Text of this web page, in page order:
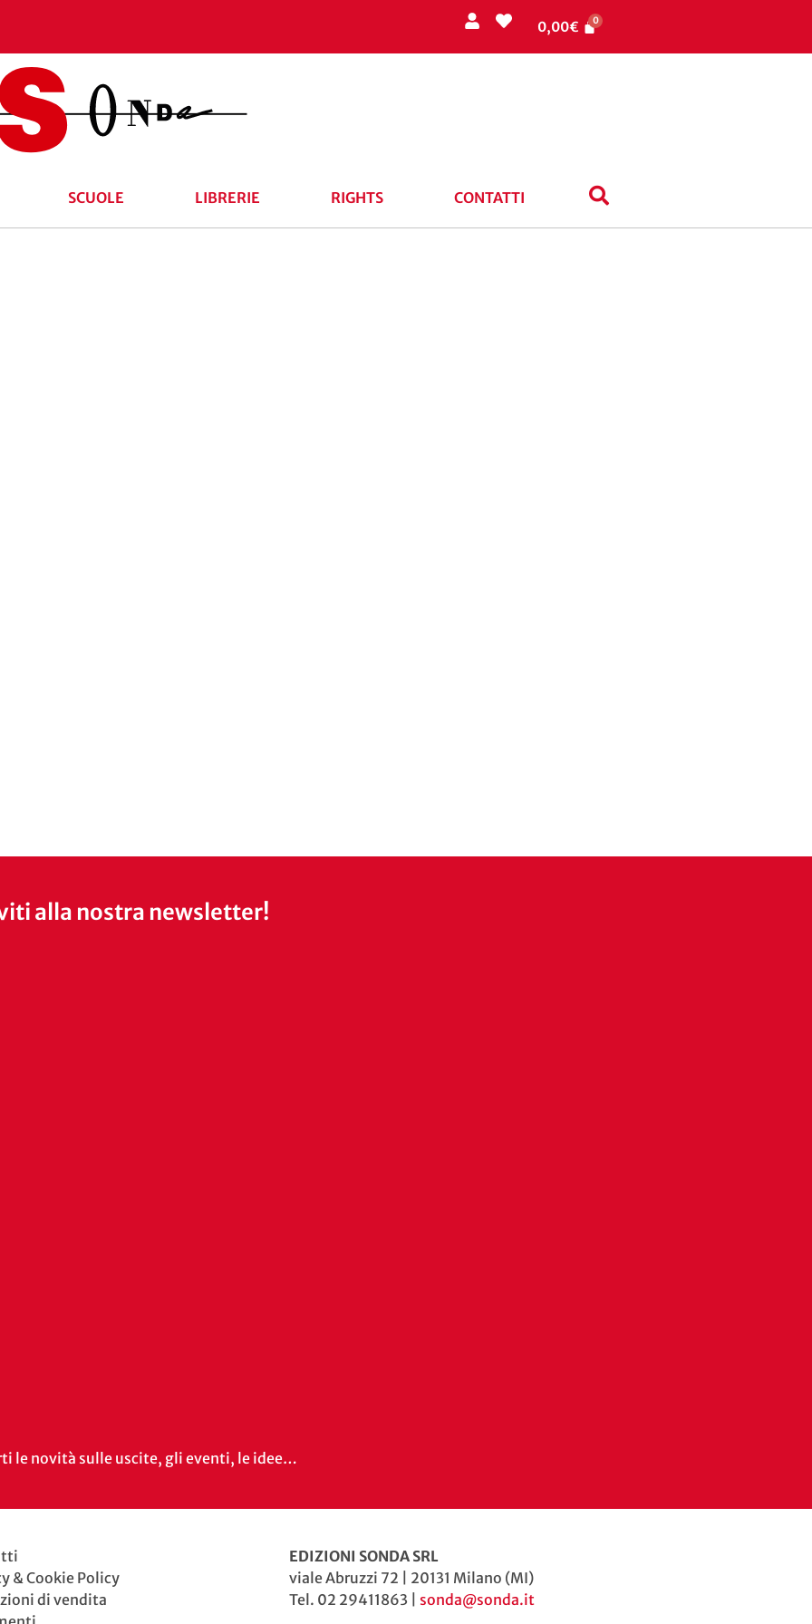
0,00€
SCUOLE LIBRERIE RIGHTS CONTATTI
alla nostra newsletter!
le novità sulle uscite, gli eventi, le idee…
& Cookie Policy
di vendita
EDIZIONI SONDA SRL
viale Abruzzi 72 | 20131 Milano (MI)
Tel. 02 29411863 | sonda@sonda.it